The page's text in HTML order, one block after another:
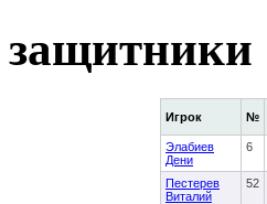
защитники
Игрок №
Элабиев
Дени
6
Пестерев
Виталий
52